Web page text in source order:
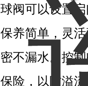
球阀可以设置
保养简单，灵
密不漏水。控
保险，以防溢